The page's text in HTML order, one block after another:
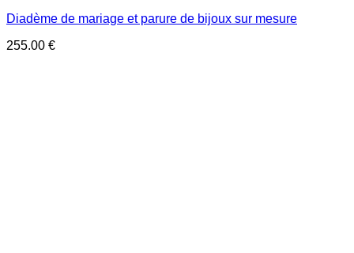
Diadème de mariage et parure de bijoux sur mesure
255.00 €